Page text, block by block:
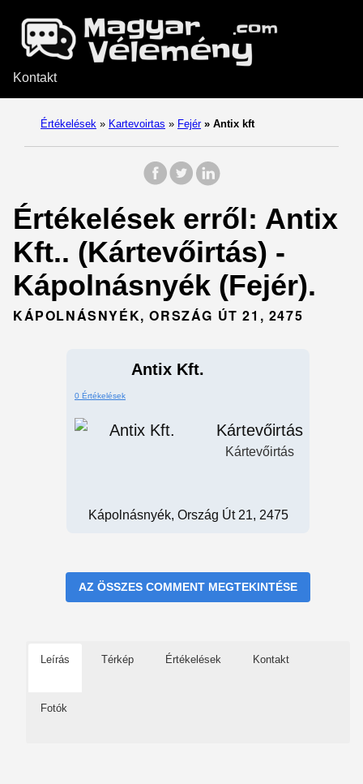
Kontakt
Értékelések » Kartevoirtas » Fejér » Antix kft
Értékelések erről: Antix
Kft.. (Kártevőirtás) -
Kápolnásnyék (Fejér).
KÁPOLNÁSNYÉK, ORSZÁG ÚT 21, 2475
Antix Kft.
0 Értékelések
Kártevőirtás
Kártevőirtás
Kápolnásnyék, Ország Út 21, 2475
AZ ÖSSZES COMMENT MEGTEKINTÉSE
Leírás Térkép Értékelések Kontakt
Fotók